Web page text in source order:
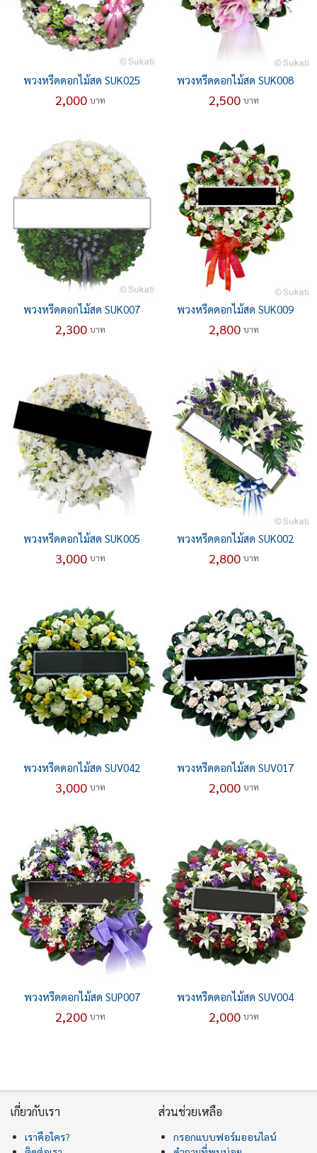
พวงหรีดดอกไม้สด SUK025
2,000 บาท
พวงหรีดดอกไม้สด SUK008
2,500 บาท
พวงหรีดดอกไม้สด SUK007
2,300 บาท
พวงหรีดดอกไม้สด SUK009
2,800 บาท
พวงหรีดดอกไม้สด SUK005
3,000 บาท
พวงหรีดดอกไม้สด SUK002
2,800 บาท
พวงหรีดดอกไม้สด SUV042
3,000 บาท
พวงหรีดดอกไม้สด SUV017
2,000 บาท
พวงหรีดดอกไม้สด SUP007
2,200 บาท
พวงหรีดดอกไม้สด SUV004
2,000 บาท
เกี่ยวกับเรา
เราคือใคร?
ส่วนช่วยเหลือ
กรอกแบบฟอร์มออนไลน์